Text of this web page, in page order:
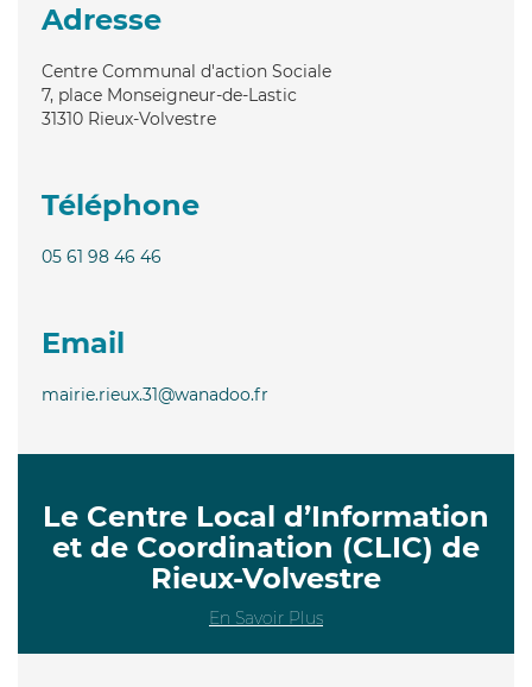
Adresse
Centre Communal d'action Sociale
7, place Monseigneur-de-Lastic
31310 Rieux-Volvestre
Téléphone
05 61 98 46 46
Email
mairie.rieux.31@wanadoo.fr
Le Centre Local d’Information
et de Coordination (CLIC) de
Rieux-Volvestre
En Savoir Plus